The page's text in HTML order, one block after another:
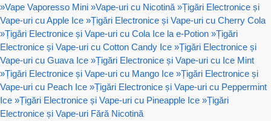
»Vape Vaporesso Mini »Vape-uri cu Nicotină »Țigări Electronice și
Vape-uri cu Apple Ice »Țigări Electronice și Vape-uri cu Cherry Cola
»Țigări Electronice și Vape-uri cu Cola Ice la e-Potion »Țigări
Electronice și Vape-uri cu Cotton Candy Ice »Țigări Electronice și
Vape-uri cu Guava Ice »Țigări Electronice și Vape-uri cu Ice Mint
»Țigări Electronice și Vape-uri cu Mango Ice »Țigări Electronice și
Vape-uri cu Peach Ice »Țigări Electronice și Vape-uri cu Peppermint
Ice »Țigări Electronice și Vape-uri cu Pineapple Ice »Țigări
Electronice și Vape-uri Fără Nicotină